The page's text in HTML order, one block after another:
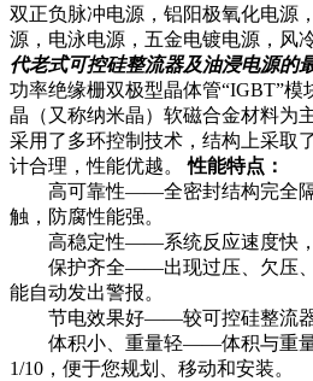
双正负脉冲电源，铝阳极氧化电源
源，电泳电源，五金电镀电源，风
代老式可控硅整流器及油浸电源的
功率绝缘栅双极型晶体管“IGBT”模
晶（又称纳米晶）软磁合金材料为
采用了多环控制技术，结构上采取
计合理，性能优越。性能特点：
高可靠性——全密封结构完全隔
触，防腐性能强。
高稳定性——系统反应速度快，
保护齐全——出现过压、欠压、
能自动发出警报。
节电效果好——较可控硅整流器
体积小、重量轻——体积与重量
1/10，便于您规划、移动和安装。